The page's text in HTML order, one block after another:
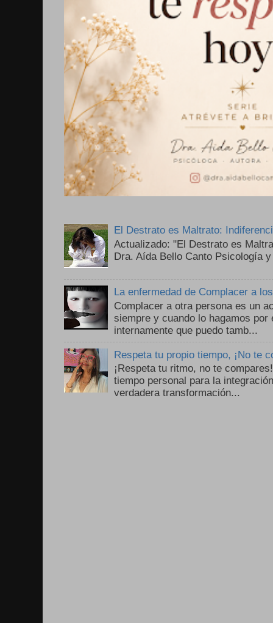
El Destrato es Maltrato:
Actualizado: "El Destrato es
Dra. Aída Bello Canto Psicología
La enfermedad de Complacer a
Complacer a otra persona es un
siempre y cuando lo hagamos por
internamente que puedo tamb...
Respeta tu propio tiempo, ¡No te
¡Respeta tu ritmo, no te
tiempo personal para la
verdadera transformación...